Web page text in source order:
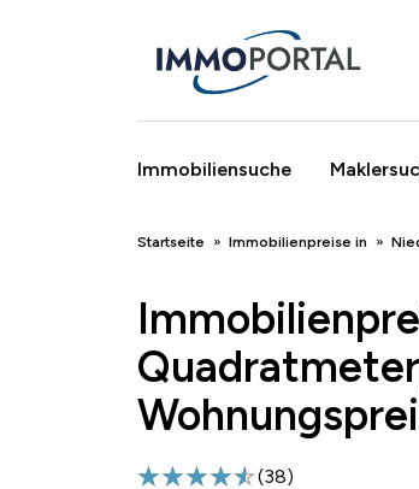
Immobiliensuche
Breadcrumb
Startseite Immobilienpreise in
(38)